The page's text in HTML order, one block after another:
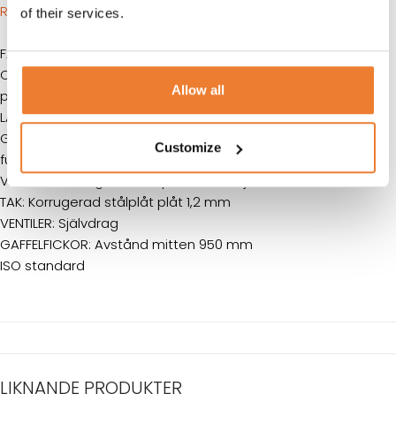
of their services.
Allow all
Customize
RITNING
FÄRG: Standardfärger är vit (RAL 9010) och blå (RAL 5010).
Containern finns som beställningsvara i fler färger mot
pristillägg.
LACKERING: Pulverlackering med polyesterbas
GOLV: Plywoodgolv i 21 mm tjocklek. Smuts – och
fuktresistent.
VÄGGAR: Korrugerad stålplåt 1,2 mm tjock
TAK: Korrugerad stålplåt plåt 1,2 mm
VENTILER: Självdrag
GAFFELFICKOR: Avstånd mitten 950 mm
ISO standard
LIKNANDE PRODUKTER